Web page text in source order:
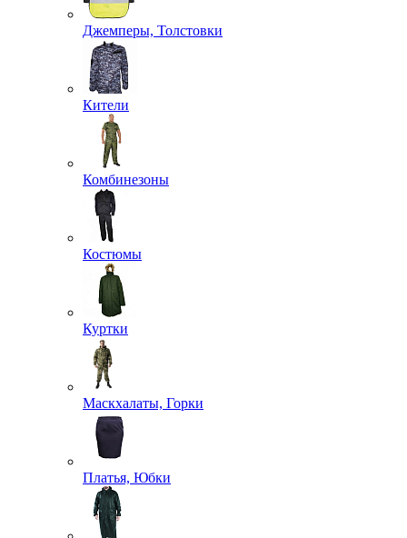
Джемперы, Толстовки
Кители
Комбинезоны
Костюмы
Куртки
Маскхалаты, Горки
Платья, Юбки